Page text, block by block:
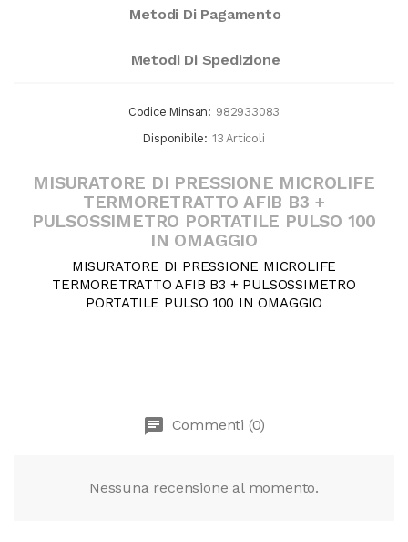
Metodi Di Pagamento
Metodi Di Spedizione
Codice Minsan: 982933083
Disponibile: 13 Articoli
MISURATORE DI PRESSIONE MICROLIFE
TERMORETRATTO AFIB B3 +
PULSOSSIMETRO PORTATILE PULSO 100
IN OMAGGIO
MISURATORE DI PRESSIONE MICROLIFE
TERMORETRATTO AFIB B3 + PULSOSSIMETRO
PORTATILE PULSO 100 IN OMAGGIO
chat Commenti (0)
Nessuna recensione al momento.